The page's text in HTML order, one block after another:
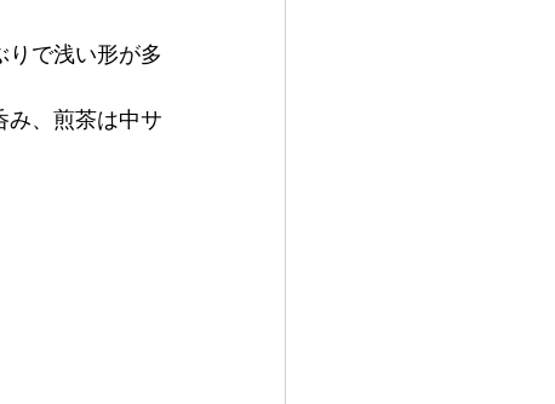
りで浅い形が多
み、煎茶は中サ